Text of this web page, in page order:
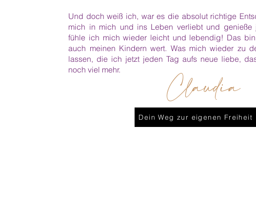
Und doch weiß ich, war es die absolut richtige
mich in mich und ins Leben verliebt und genieße
fühle ich mich wieder leicht und lebendig! Das
auch meinen Kindern wert. Was mich wieder zu
lassen, die ich jetzt jeden Tag aufs neue liebe,
noch viel mehr.
Claudia
Dein Weg zur eigenen Freiheit